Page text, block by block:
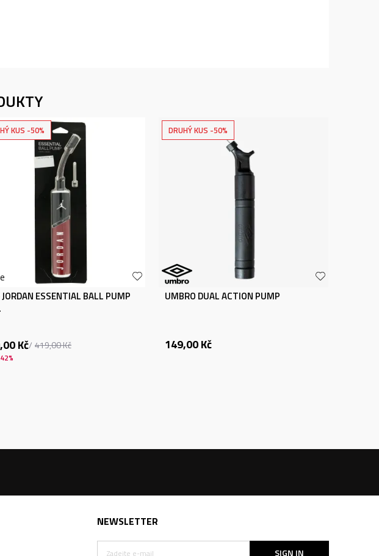
KUS -50%
ESSENTIAL BALL PUMP
Kč 419,00Kč
42%
DRUHÝ KUS -50%
UMBRO DUAL ACTION PUMP
149,00Kč
NEWSLETTER
SIGN IN